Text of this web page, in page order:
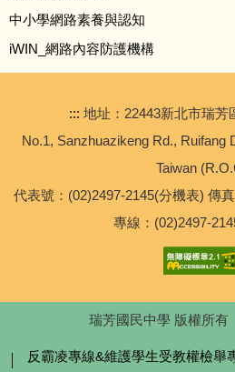
【校外轉知】2026年六福永續獎
【專任運動教練甄選】公告本校
中小學網路素養與認知
iWIN_網路內容防護機構
::: 地址：22443新北市瑞芳
No.1, Sanzhuazikeng Rd., Ruifang
Taiwan
代表號：(02)2497-2145(分機表) 傳
專線：(02)2497-
瑞芳國民中學 版權所有
反霸凌專線&維護學生受教權檢舉